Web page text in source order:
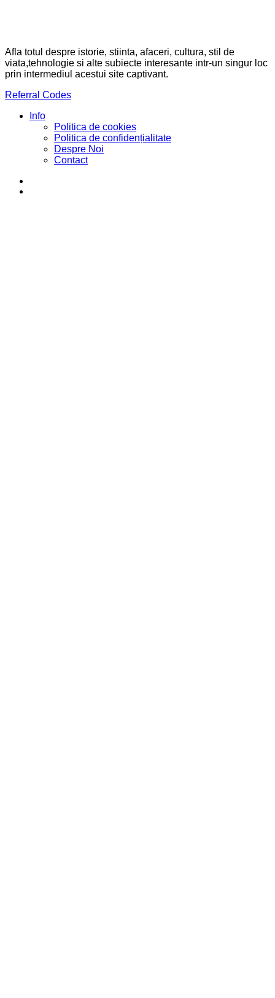
Afla totul despre istorie, stiinta, afaceri, cultura, stil de
viata,tehnologie si alte subiecte interesante intr-un singur loc
prin intermediul acestui site captivant.
Referral Codes
Info
Politica de cookies
Politica de confidențialitate
Despre Noi
Contact